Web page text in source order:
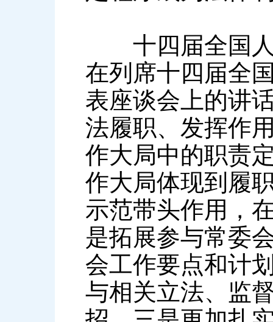
十四届全国人
在列席十四届全
表座谈会上的讲
法履职、发挥作
作大局中的职责
作大局体现到履
示范带头作用，
是拓展参与常委
会工作要点和计
与相关立法、监